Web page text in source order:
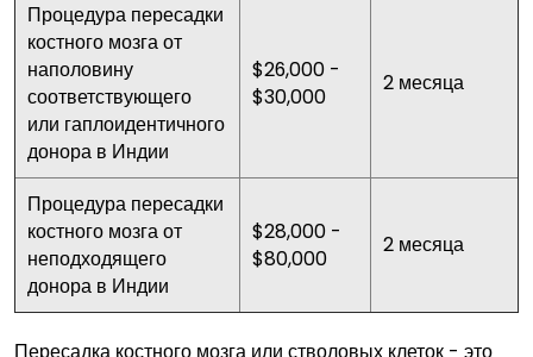
Процедура пересадки
костного мозга от
наполовину
соответствующего
или гаплоидентичного
донора в Индии
$26,000 -
$30,000
2 месяца
Процедура пересадки
костного мозга от
неподходящего
донора в Индии
$28,000 -
$80,000
2 месяца